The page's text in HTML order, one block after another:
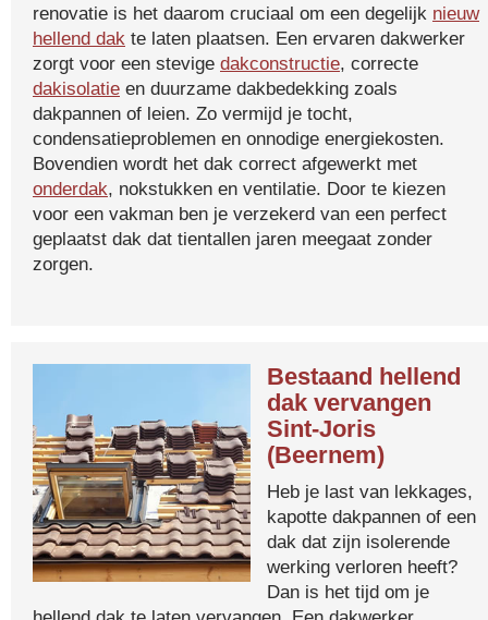
renovatie is het daarom cruciaal om een degelijk nieuw
hellend dak te laten plaatsen. Een ervaren dakwerker
zorgt voor een stevige dakconstructie, correcte
dakisolatie en duurzame dakbedekking zoals
dakpannen of leien. Zo vermijd je tocht,
condensatieproblemen en onnodige energiekosten.
Bovendien wordt het dak correct afgewerkt met
onderdak, nokstukken en ventilatie. Door te kiezen
voor een vakman ben je verzekerd van een perfect
geplaatst dak dat tientallen jaren meegaat zonder
zorgen.
Bestaand hellend
dak vervangen
Sint-Joris
(Beernem)
Heb je last van lekkages,
kapotte dakpannen of een
dak dat zijn isolerende
werking verloren heeft?
Dan is het tijd om je